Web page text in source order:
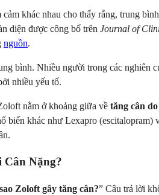
khác nhau cho thấy rằng, trung
diện được công bố trên Journal of
nguồn.
bình. Nhiều người trong các nghiên
nhiều yếu tố.
nằm ở khoảng giữa về tăng cân
khác như Lexapro
Nặng?
Zoloft gây tăng cân?” Câu trả lời